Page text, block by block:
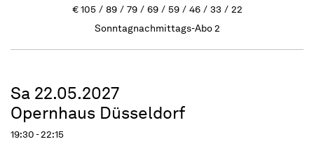
€105 89 79 69 59 46 33
22
Sonntagnachmittags-Abo 2
Sa 22.05.2027
Opernhaus Düsseldorf
19:30 - 22:15